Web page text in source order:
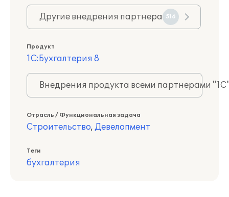
Другие внедрения партнера 516
Продукт
1С:Бухгалтерия 8
Внедрения продукта всеми партнерами
Отрасль / Функциональная задача
Строительство, Девелопмент
Теги
бухгалтерия